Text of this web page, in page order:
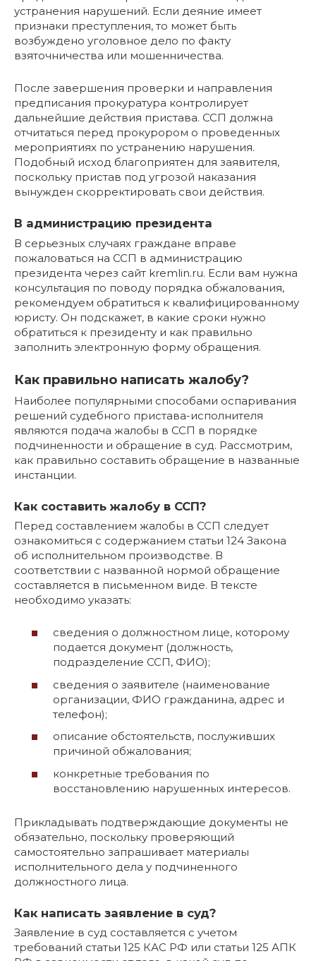
устранения нарушений. Если деяние имеет
признаки преступления, то может быть
возбуждено уголовное дело по факту
взяточничества или мошенничества.
После завершения проверки и направления
предписания прокуратура контролирует
дальнейшие действия пристава. ССП должна
отчитаться перед прокурором о проведенных
мероприятиях по устранению нарушения.
Подобный исход благоприятен для заявителя,
поскольку пристав под угрозой наказания
вынужден скорректировать свои действия.
В администрацию президента
В серьезных случаях граждане вправе
пожаловаться на ССП в администрацию
президента через сайт kremlin.ru. Если вам нужна
консультация по поводу порядка обжалования,
рекомендуем обратиться к квалифицированному
юристу. Он подскажет, в какие сроки нужно
обратиться к президенту и как правильно
заполнить электронную форму обращения.
Как правильно написать жалобу?
Наиболее популярными способами оспаривания
решений судебного пристава-исполнителя
являются подача жалобы в ССП в порядке
подчиненности и обращение в суд. Рассмотрим,
как правильно составить обращение в названные
инстанции.
Как составить жалобу в ССП?
Перед составлением жалобы в ССП следует
ознакомиться с содержанием статьи 124 Закона
об исполнительном производстве. В
соответствии с названной нормой обращение
составляется в письменном виде. В тексте
необходимо указать:
сведения о должностном лице, которому
подается документ (должность,
подразделение ССП, ФИО);
сведения о заявителе (наименование
организации, ФИО гражданина, адрес и
телефон);
описание обстоятельств, послуживших
причиной обжалования;
конкретные требования по
восстановлению нарушенных интересов.
Прикладывать подтверждающие документы не
обязательно, поскольку проверяющий
самостоятельно запрашивает материалы
исполнительного дела у подчиненного
должностного лица.
Как написать заявление в суд?
Заявление в суд составляется с учетом
требований статьи 125 КАС РФ или статьи 125 АПК